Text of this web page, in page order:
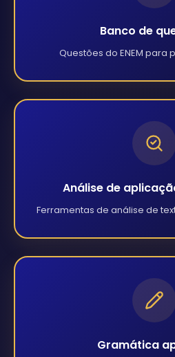
Banco de
Questões do ENEM para
Análise de
Ferramentas de análise de
Gramática